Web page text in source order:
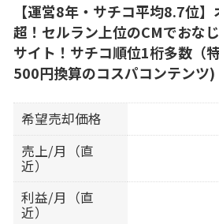
【運営8年・サチコ平均8.7位
超！セルラン上位のCMでおな
サイト！サチコ順位1桁多数（
500円換算のコスパコンテンツ)
希望売却価格
売上/月（直
近）
利益/月（直
近）